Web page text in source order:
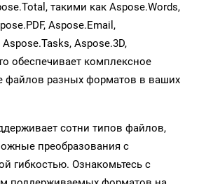
такими как Aspose.Words,
Aspose.Email,
Aspose.3D,
обеспечивает комплексное
файлов разных форматов в ваших
сотни типов файлов,
преобразования с
гибкостью. Ознакомьтесь с